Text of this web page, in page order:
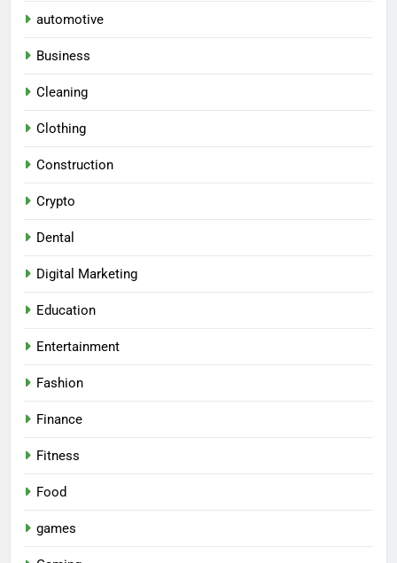
automotive
Business
Cleaning
Clothing
Construction
Crypto
Dental
Digital Marketing
Education
Entertainment
Fashion
Finance
Fitness
Food
games